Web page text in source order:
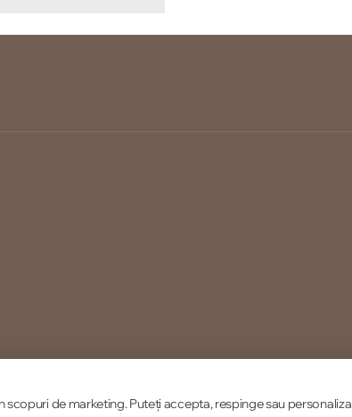
de marketing. Puteți accepta, respinge sau personaliza